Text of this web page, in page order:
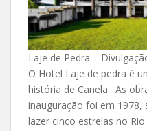
Laje de Pedra –
O Hotel Laje de pedra é
história de Canela. As
inauguração foi em
lazer cinco estrelas no Rio